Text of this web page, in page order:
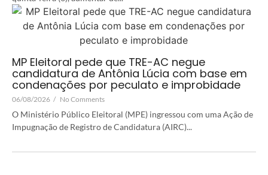
MP Eleitoral pede que TRE-AC negue
candidatura de Antônia Lúcia com base em
condenações por peculato e improbidade
06/08/2026 / No Comments
O Ministério Público Eleitoral (MPE) ingressou com uma Ação de
Impugnação de Registro de Candidatura (AIRC)...